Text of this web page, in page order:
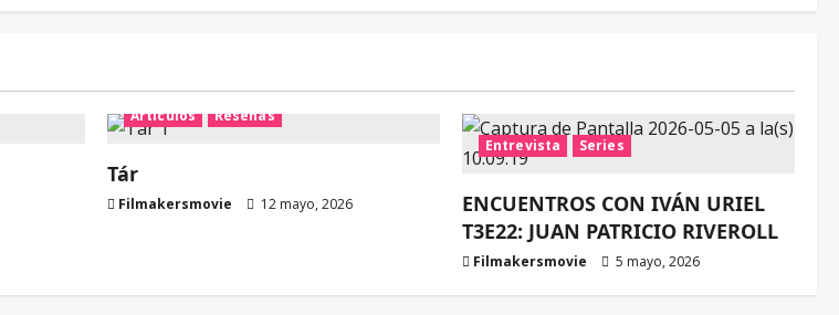
Artículos Reseñas
Tár
Filmakersmovie 12 mayo, 2026
Entrevista Series
ENCUENTROS CON IVÁN URIEL
T3E22: JUAN PATRICIO RIVEROLL
Filmakersmovie 5 mayo, 2026